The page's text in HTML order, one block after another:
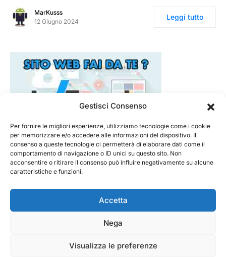
Gestisci Consenso
Per fornire le migliori esperienze, utilizziamo tecnologie come i cookie
per memorizzare e/o accedere alle informazioni del dispositivo. Il
consenso a queste tecnologie ci permetterà di elaborare dati come il
comportamento di navigazione o ID unici su questo sito. Non
acconsentire o ritirare il consenso può influire negativamente su alcune
caratteristiche e funzioni.
Accetta
Nega
Visualizza le preferenze
MarKusss
12 Giugno 2024
Leggi tutto
@ 2026 - Tecnorecensioni